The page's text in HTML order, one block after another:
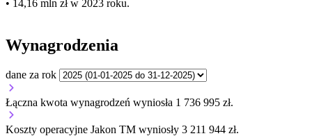
• 14,16 mln zł w 2023 roku.
Wynagrodzenia
dane za rok
Łączna kwota wynagrodzeń wyniosła 1 736 995 zł.
Koszty operacyjne Jakon TM wyniosły 3 211 944 zł.